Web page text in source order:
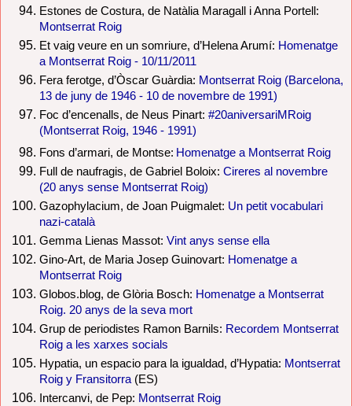
Estones de Costura, de Natàlia Maragall i Anna Portell:
Montserrat Roig
Et vaig veure en un somriure, d’Helena Arumí: Homenatge
a Montserrat Roig - 10/11/2011
Fera ferotge, d’Òscar Guàrdia: Montserrat Roig (Barcelona,
13 de juny de 1946 - 10 de novembre de 1991)
Foc d’encenalls, de Neus Pinart: #20aniversariMRoig
(Montserrat Roig, 1946 - 1991)
Fons d’armari, de Montse: Homenatge a Montserrat Roig
Full de naufragis, de Gabriel Boloix: Cireres al novembre
(20 anys sense Montserrat Roig)
Gazophylacium, de Joan Puigmalet: Un petit vocabulari
nazi-català
Gemma Lienas Massot: Vint anys sense ella
Gino-Art, de Maria Josep Guinovart: Homenatge a
Montserrat Roig
Globos.blog, de Glòria Bosch: Homenatge a Montserrat
Roig. 20 anys de la seva mort
Grup de periodistes Ramon Barnils: Recordem Montserrat
Roig a les xarxes socials
Hypatia, un espacio para la igualdad, d’Hypatia: Montserrat
Roig y Fransitorra (ES)
Intercanvi, de Pep: Montserrat Roig